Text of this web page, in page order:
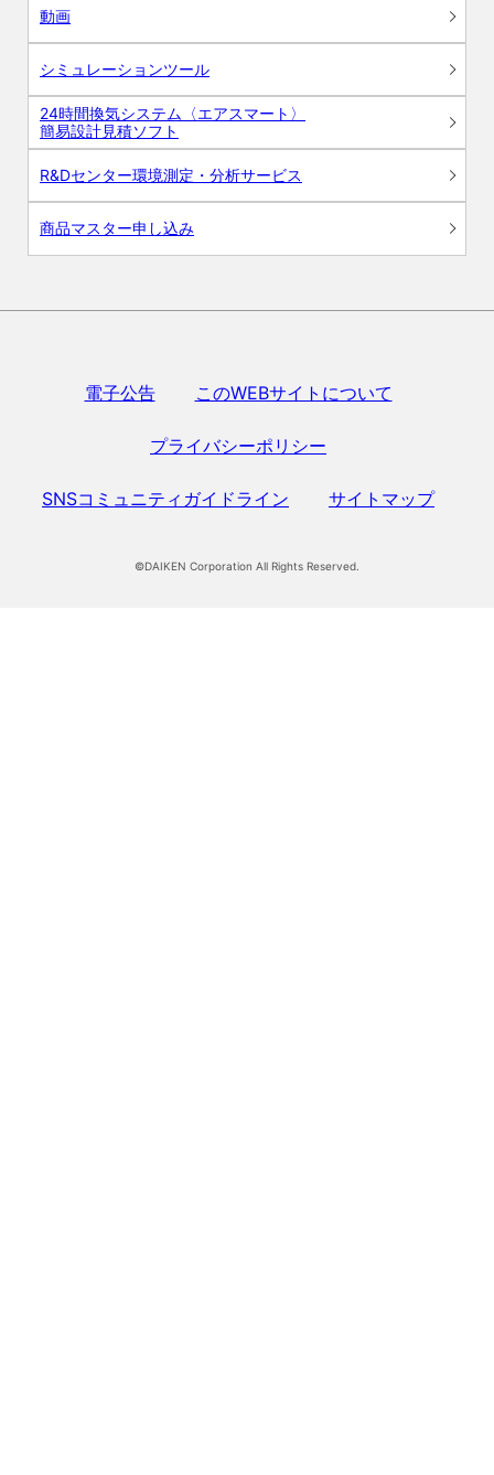
動画
シミュレーションツール
24時間換気システム〈エアスマート〉
簡易設計見積ソフト
R&Dセンター環境測定・分析サービス
商品マスター申し込み
電子公告 このWEBサイトについて
プライバシーポリシー
SNSコミュニティガイドライン サイトマップ
©DAIKEN Corporation All Rights Reserved.